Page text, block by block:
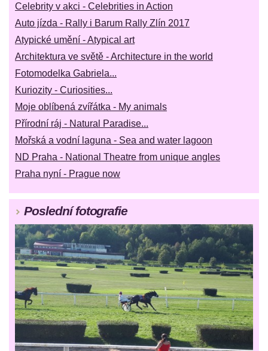
Celebrity v akci - Celebrities in Action
Auto jízda - Rally i Barum Rally Zlín 2017
Atypické umění - Atypical art
Architektura ve světě - Architecture in the world
Fotomodelka Gabriela...
Kuriozity - Curiosities...
Moje oblíbená zvířátka - My animals
Přírodní ráj - Natural Paradise...
Mořská a vodní laguna - Sea and water lagoon
ND Praha - National Theatre from unique angles
Praha nyní - Prague now
Poslední fotografie